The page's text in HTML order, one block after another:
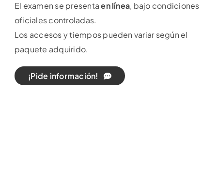
El examen se presentaen línea, bajo condiciones
oficiales controladas.
Los accesos y tiempos pueden variar según el
paquete adquirido.
¡Pide información!